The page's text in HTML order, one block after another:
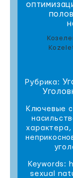
Рубрика:
Ключевые
характера,
Keywords:
sexual